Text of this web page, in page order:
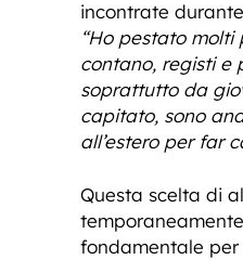
incontrate
“Ho pestato
contano, registi e
soprattutto da
capitato, sono
all’estero per far
Questa scelta di
fondamentale per